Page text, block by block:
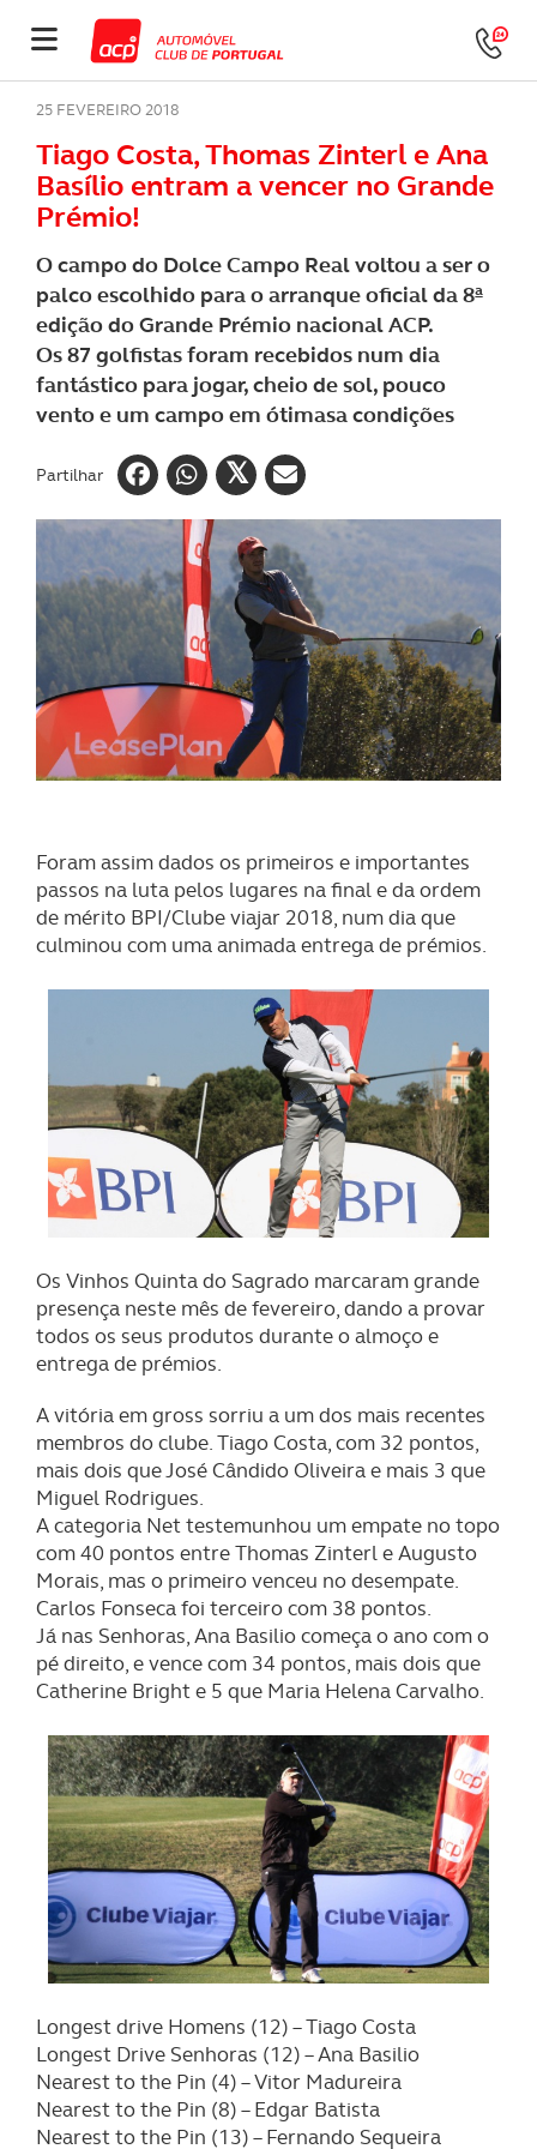
25 FEVEREIRO 2018
Tiago Costa, Thomas Zinterl e Ana
Basílio entram a vencer no Grande
Prémio!
O campo do Dolce Campo Real voltou a ser o
palco escolhido para o arranque oficial da 8ª
edição do Grande Prémio nacional ACP.
Os 87 golfistas foram recebidos num dia
fantástico para jogar, cheio de sol, pouco
vento e um campo em ótimasa condições
Partilhar
Foram assim dados os primeiros e importantes
passos na luta pelos lugares na final e da ordem
de mérito BPI/Clube viajar 2018, num dia que
culminou com uma animada entrega de prémios.
Os Vinhos Quinta do Sagrado marcaram grande
presença neste mês de fevereiro, dando a provar
todos os seus produtos durante o almoço e
entrega de prémios.
A vitória em gross sorriu a um dos mais recentes
membros do clube. Tiago Costa, com 32 pontos,
mais dois que José Cândido Oliveira e mais 3 que
Miguel Rodrigues.
A categoria Net testemunhou um empate no topo
com 40 pontos entre Thomas Zinterl e Augusto
Morais, mas o primeiro venceu no desempate.
Carlos Fonseca foi terceiro com 38 pontos.
Já nas Senhoras, Ana Basilio começa o ano com o
pé direito, e vence com 34 pontos, mais dois que
Catherine Bright e 5 que Maria Helena Carvalho.
Longest drive Homens (12) – Tiago Costa
Longest Drive Senhoras (12) – Ana Basilio
Nearest to the Pin (4) – Vitor Madureira
Nearest to the Pin (8) – Edgar Batista
Nearest to the Pin (13) – Fernando Sequeira